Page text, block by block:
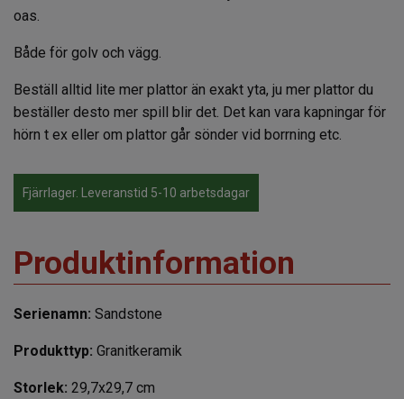
oas.
Både för golv och vägg.
Beställ alltid lite mer plattor än exakt yta, ju mer plattor du
beställer desto mer spill blir det. Det kan vara kapningar för
hörn t ex eller om plattor går sönder vid borrning etc.
Fjärrlager. Leveranstid 5-10 arbetsdagar
Produktinformation
Serienamn: Sandstone
Produkttyp: Granitkeramik
Storlek: 29,7x29,7 cm